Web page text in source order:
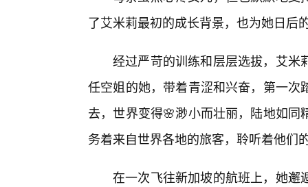
了艾米莉最初的成长背景，也为她日后
经过严苛的训练和层层选拔，艾米
任空姐的她，带着青涩和兴奋，第一
去，世界变得🌸渺小而壮丽，陆地如
务着来自世界各地的旅客，聆听着他们
在一次飞往新加坡的航班上，她